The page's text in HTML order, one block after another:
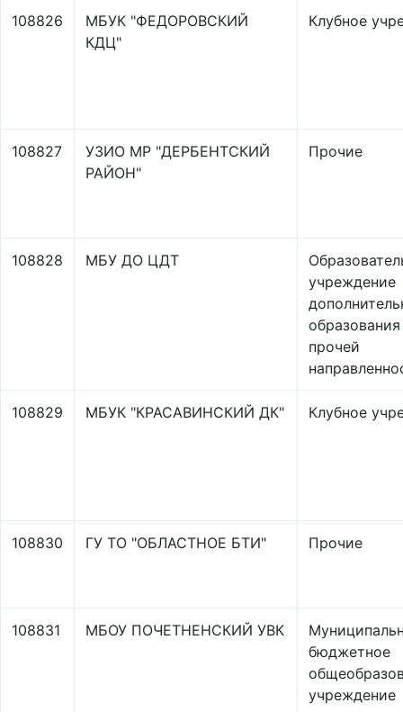
108826
МБУК "ФЕДОРОВСКИЙ
КДЦ"
Клубное
108827
УЗИО МР "ДЕРБЕНТСКИЙ
РАЙОН"
Прочие
108828 МБУ ДО ЦДТ
учреждение
прочей
108829 МБУК "КРАСАВИНСКИЙ ДК" Клубное
108830 ГУ ТО "ОБЛАСТНОЕ БТИ" Прочие
108831 МБОУ ПОЧЕТНЕНСКИЙ УВК
бюджетное
учреждение